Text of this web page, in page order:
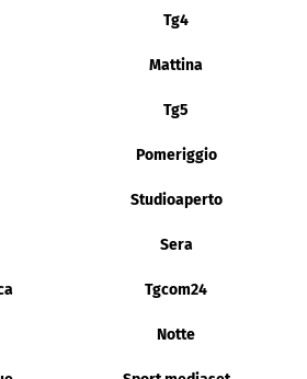
Tg4
Mattina
Tg5
Pomeriggio
Studioaperto
Sera
Tgcom24
Notte